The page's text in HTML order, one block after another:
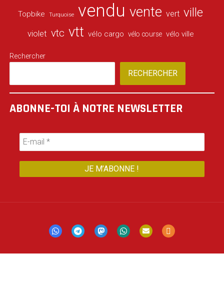
Topbike Turquoise vendu vente vert ville
violet vtc vtt vélo cargo vélo course vélo ville
Rechercher
RECHERCHER
ABONNE-TOI À NOTRE NEWSLETTER